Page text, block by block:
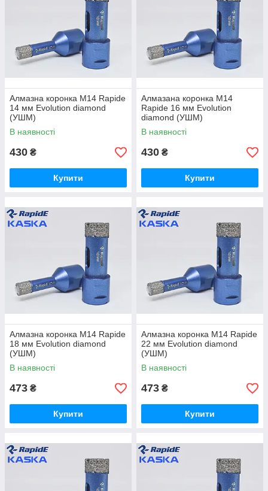
Алмазна коронка М14 Rapide
14 мм Evolution diamond
(УШМ)
В наявності
430 ₴
Купити
Алмазана коронка М14
Rapide 16 мм Evolution
diamond (УШМ)
В наявності
430 ₴
Купити
Алмазна коронка М14 Rapide
18 мм Evolution diamond
(УШМ)
В наявності
473 ₴
Купити
Алмазна коронка М14 Rapide
22 мм Evolution diamond
(УШМ)
В наявності
473 ₴
Купити